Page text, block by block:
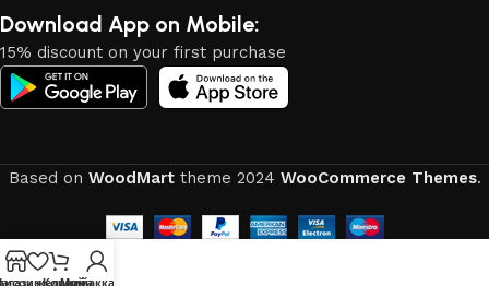
Download App on Mobile:
15% discount on your first purchase
Based on WoodMarttheme 2024 WooCommerce Themes.